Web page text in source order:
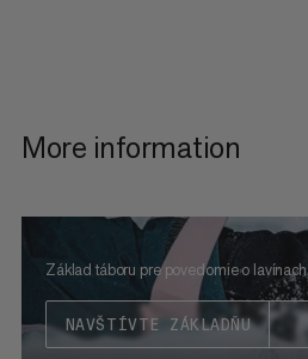
More information
Základ táboru pre povedomie o lavínach
NAVŠTÍVTE ZÁKLADŇU